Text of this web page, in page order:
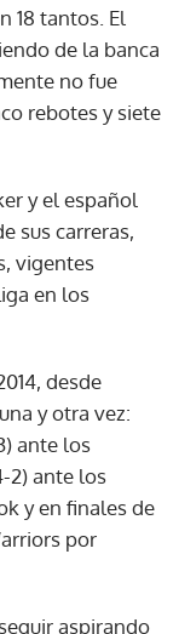
18 tantos. El
de la banca
no fue
rebotes y siete
y el español
sus carreras,
vigentes
en los
desde
y otra vez:
ante los
2) ante los
y en finales de
por
aspirando